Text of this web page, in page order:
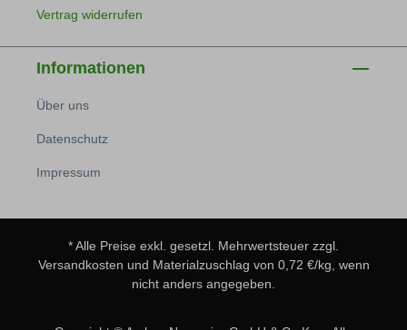
Vertrag widerrufen
Informationen
Über uns
Datenschutz
Impressum
* Alle Preise exkl. gesetzl. Mehrwertsteuer zzgl.
Versandkosten und Materialzuschlag von 0,72 €/kg, wenn
nicht anders angegeben.